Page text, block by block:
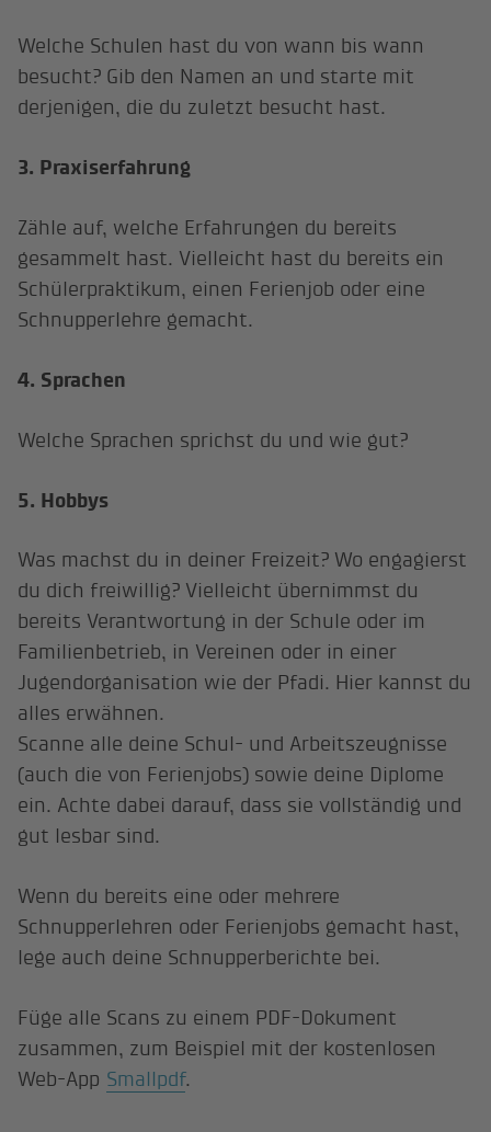
Welche Schulen hast du von wann bis wann
besucht? Gib den Namen an und starte mit
derjenigen, die du zuletzt besucht hast.
3. Praxiserfahrung
Zähle auf, welche Erfahrungen du bereits
gesammelt hast. Vielleicht hast du bereits ein
Schülerpraktikum, einen Ferienjob oder eine
Schnupperlehre gemacht.
4. Sprachen
Welche Sprachen sprichst du und wie gut?
5. Hobbys
Was machst du in deiner Freizeit? Wo engagierst
du dich freiwillig? Vielleicht übernimmst du
bereits Verantwortung in der Schule oder im
Familienbetrieb, in Vereinen oder in einer
Jugendorganisation wie der Pfadi. Hier kannst du
alles erwähnen.
Scanne alle deine Schul- und Arbeitszeugnisse
(auch die von Ferienjobs) sowie deine Diplome
ein. Achte dabei darauf, dass sie vollständig und
gut lesbar sind.
Wenn du bereits eine oder mehrere
Schnupperlehren oder Ferienjobs gemacht hast,
lege auch deine Schnupperberichte bei.
Füge alle Scans zu einem PDF-Dokument
zusammen, zum Beispiel mit der kostenlosen
Web-App Smallpdf.